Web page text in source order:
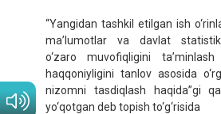
“Yangidan tashkil etilgan ish
ma’lumotlar va davlat
o‘zaro muvofiqligini
haqqoniyligini tanlov asosida
nizomni tasdiqlash haqida”gi
yo‘qotgan deb topish to‘g‘risida